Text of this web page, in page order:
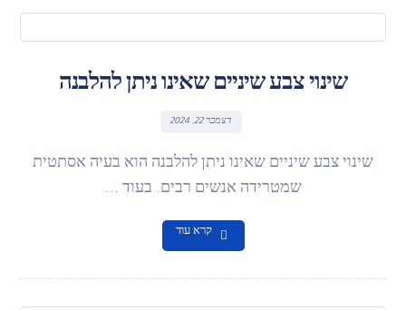
שינוי צבע שיניים שאינו ניתן להלבנה
דצמבר 22, 2024
שינוי צבע שיניים שאינו ניתן להלבנה הוא בעיה אסתטית
שמטרידה אנשים רבים. בעוד ...
קרא עוד